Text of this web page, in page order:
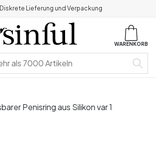
Diskrete Lieferung und Verpackung
WARENKORB